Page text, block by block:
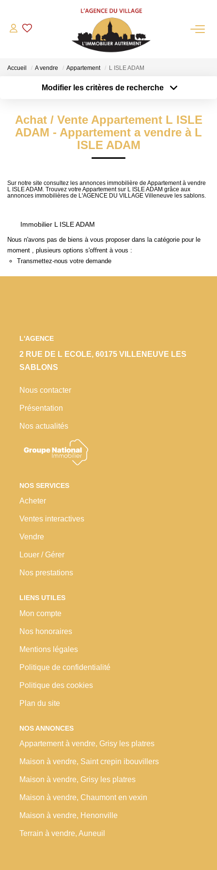
QUI SOMMES-NOUS?
L'agence
Notre Équipe
Nos Partenaires
NOS ACTUALITÉS
Maisons Anciennes
Locaux Commerciaux
Appartements
Terrains À Bâtir
Immeubles
Nos Prestations
Accueil A vendre Appartement L ISLE ADAM
Modifier les critères de recherche
Sélectionnez...
Type de bien
Surface min
Achat / Vente Appartement L ISLE
ADAM - Appartement a vendre à L
ISLE ADAM
Sur notre site consultez les annonces immobilière de Appartement à vendre
L ISLE ADAM. Trouvez votre Appartement sur L ISLE ADAM grâce aux
annonces immobilières de L'AGENCE DU VILLAGE Villeneuve les sablons.
Immobilier L ISLE ADAM
Nous n'avons pas de biens à vous proposer dans la catégorie pour le
moment , plusieurs options s'offrent à vous :
Transmettez-nous votre demande
L'AGENCE
2 RUE DE L ECOLE, 60175 VILLENEUVE LES
SABLONS
Nous contacter
Présentation
Nos actualités
NOS SERVICES
Acheter
Ventes interactives
Vendre
Louer / Gérer
Nos prestations
LIENS UTILES
Mon compte
Nos honoraires
Mentions légales
Politique de confidentialité
Politique des cookies
Plan du site
NOS ANNONCES
Appartement à vendre, Grisy les platres
Maison à vendre, Saint crepin ibouvillers
Maison à vendre, Grisy les platres
Maison à vendre, Chaumont en vexin
Maison à vendre, Henonville
Terrain à vendre, Auneuil